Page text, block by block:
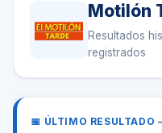
Motilón
Resultados
registrados
📅 ÚLTIMO